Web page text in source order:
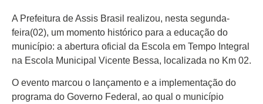
Agenda
Cultural
Política
Economia
Atos Oficiais
A Prefeitura de Assis Brasil realizou, nesta segunda-
feira(02), um momento histórico para a educação do
município: a abertura oficial da Escola em Tempo Integral
na Escola Municipal Vicente Bessa, localizada no Km 02.
O evento marcou o lançamento e a implementação do
programa do Governo Federal, ao qual o município